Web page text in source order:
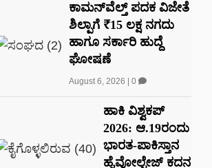
ಕಾಮನ್‌ವೆಲ್ತ್ ಪದಕ ವಿಜೇತೆ
ಶಿಲ್ಪಾಗೆ ₹15 ಲಕ್ಷ ನಗದು
ಹಾಗೂ ಸರ್ಕಾರಿ ಹುದ್ದೆ
ಘೋಷಣೆ
August 6, 2026 0
ಹಾಕಿ ವಿಶ್ವಕಪ್
2026: ಆ.19ರಂದು
ಭಾರತ-ಪಾಕಿಸ್ತಾನ
ಹೈವೋಲ್ಟೇಜ್ ಕದನ